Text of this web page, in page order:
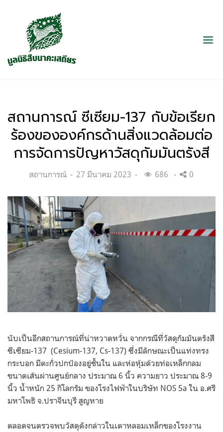
สถานการณ์ ซีเซียม-137 กับข้อเรียก
ร้องขององค์กรด้านสิ่งแวดล้อมต่อ
การจัดการปัญหาวัสดุกัมมันตรังสี
Categories:
สถานการณ์
Posted
27 มีนาคม 2023 686 0
นับเป็นอีกสถานการณ์ที่น่าหวาดหวั่น จากกรณีที่วัสดุกัมมันตรังสี
ซีเซียม-137 (Cesium-137, Cs-137) ซึ่งมีลักษณะเป็นแท่งทรง
กระบอก มีตะกั่วปกป้องอยู่ชั้นใน และห่อหุ้มด้วยท่อเหล็กกลม
ขนาดเส้นผ่านศูนย์กลาง ประมาณ 6 นิ้ว ความยาว ประมาณ 8-9
นิ้ว น้ำหนัก 25 กิโลกรัม ของโรงไฟฟ้าในบริษัท NOS 5a ใน อ.ศรี
มหาโพธิ จ.ปราจีนบุรี สูญหาย
ตลอดจนตรวจพบวัสดุดังกล่าวในเตาหลอมเหล็กของโรงงาน